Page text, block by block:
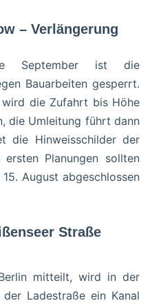
– Verlängerung
September ist die
Bauarbeiten gesperrt.
die Zufahrt bis Höhe
die Umleitung führt dann
die Hinweisschilder der
ersten Planungen sollten
August abgeschlossen
Straße
mitteilt, wird in der
Ladestraße ein Kanal